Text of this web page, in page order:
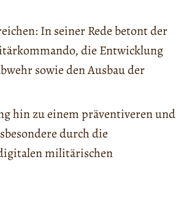
In seiner Rede betont der
die Entwicklung
sowie den Ausbau der
hin zu einem präventiveren und
durch die
militärischen